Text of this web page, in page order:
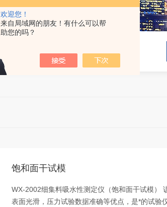
欢迎您！
来自局域网的朋友！有什么可以帮
助您的吗？
饱和面干试模
WX-2002细集料吸水性测定仪（饱和面干试模）
表面光滑，压力试验数据准确等优点，是*的试验